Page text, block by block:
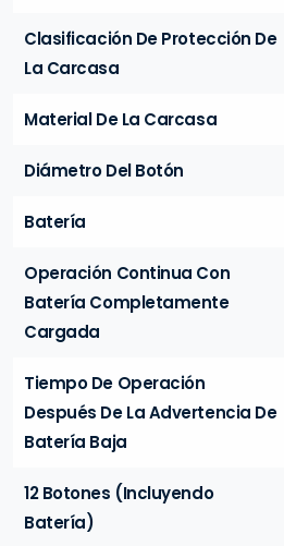
Clasificación De Protección De
La Carcasa
Material De La Carcasa
Diámetro Del Botón
Batería
Operación Continua Con
Batería Completamente
Cargada
Tiempo De Operación
Después De La Advertencia De
Batería Baja
12 Botones (Incluyendo
Batería)